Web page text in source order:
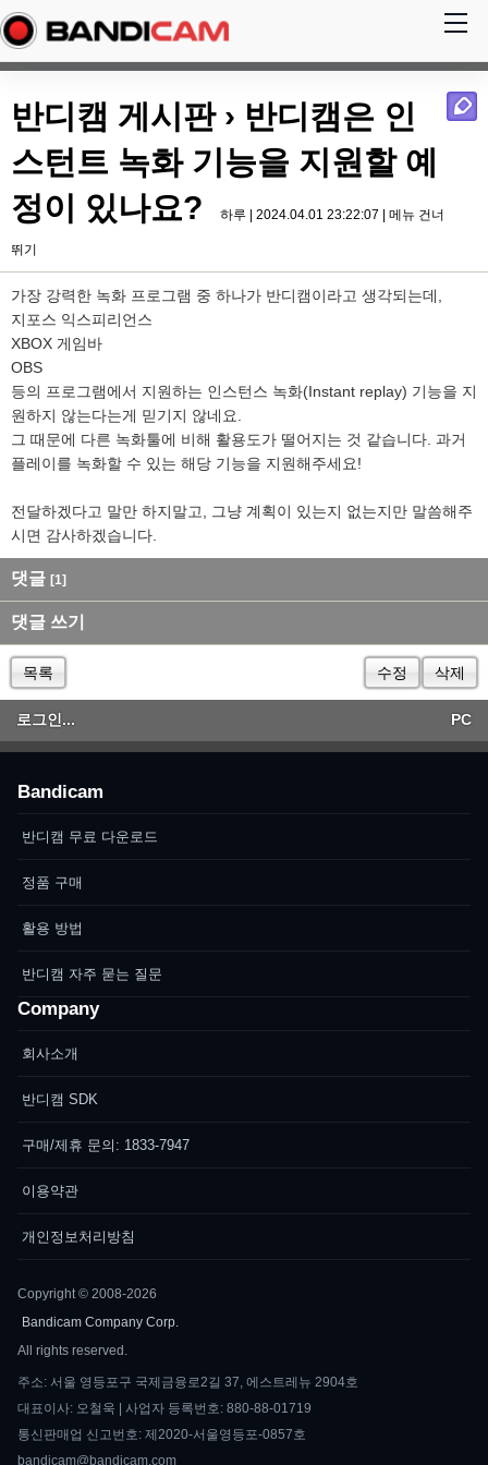
반디캠 게시판› 반디캠은 인
스턴트 녹화 기능을 지원할 예
정이 있나요?
하루 | 2024.04.01 23:22:07 | 메뉴 건너
뛰기
가장 강력한 녹화 프로그램 중 하나가 반디캠이라고 생각되는데,
지포스 익스피리언스
XBOX 게임바
OBS
등의 프로그램에서 지원하는 인스턴스 녹화(Instant replay) 기능을 지
원하지 않는다는게 믿기지 않네요.
그 때문에 다른 녹화툴에 비해 활용도가 떨어지는 것 같습니다. 과거
플레이를 녹화할 수 있는 해당 기능을 지원해주세요!
전달하겠다고 말만 하지말고, 그냥 계획이 있는지 없는지만 말씀해주
시면 감사하겠습니다.
댓글 [1]
댓글 쓰기
목록 수정 삭제
로그인... PC
Bandicam
반디캠 무료 다운로드
정품 구매
활용 방법
반디캠 자주 묻는 질문
Company
회사소개
반디캠 SDK
구매/제휴 문의: 1833-7947
이용약관
개인정보처리방침
Copyright © 2008-2026
Bandicam Company Corp.
All rights reserved.
주소: 서울 영등포구 국제금융로2길 37, 에스트레뉴 2904호
대표이사: 오철욱 | 사업자 등록번호: 880-88-01719
통신판매업 신고번호: 제2020-서울영등포-0857호
bandicam@bandicam.com